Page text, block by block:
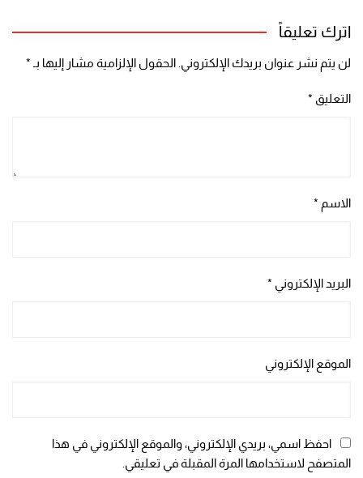
اترك تعليقاً
لن يتم نشر عنوان بريدك الإلكتروني. الحقول الإلزامية مشار إليها بـ *
التعليق *
الاسم *
البريد الإلكتروني *
الموقع الإلكتروني
احفظ اسمي، بريدي الإلكتروني، والموقع الإلكتروني في هذا
المتصفح لاستخدامها المرة المقبلة في تعليقي.